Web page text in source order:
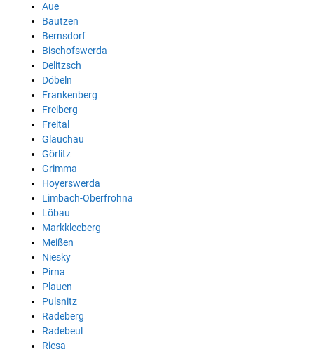
Aue
Bautzen
Bernsdorf
Bischofswerda
Delitzsch
Döbeln
Frankenberg
Freiberg
Freital
Glauchau
Görlitz
Grimma
Hoyerswerda
Limbach-Oberfrohna
Löbau
Markkleeberg
Meißen
Niesky
Pirna
Plauen
Pulsnitz
Radeberg
Radebeul
Riesa